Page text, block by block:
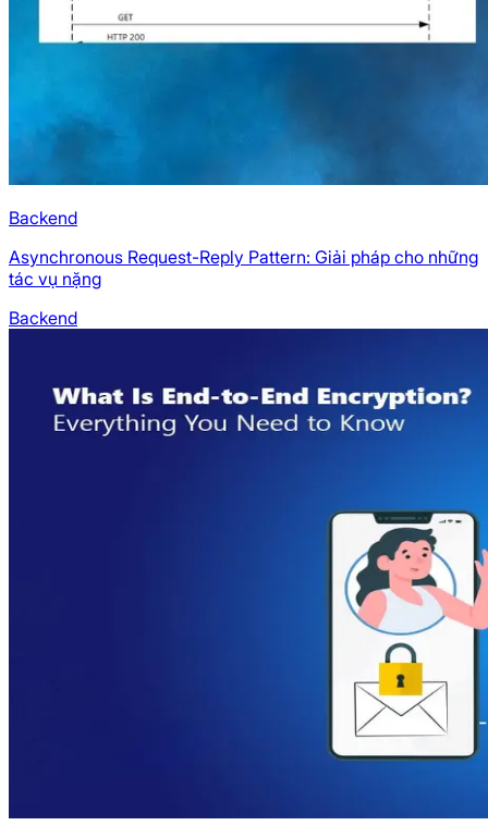
Backend
Asynchronous Request-Reply Pattern: Giải pháp cho những
tác vụ nặng
Backend